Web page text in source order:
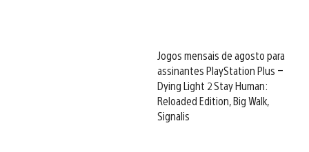
Jogos mensais de agosto para
assinantes PlayStation Plus –
Dying Light 2 Stay Human:
Reloaded Edition, Big Walk,
Signalis